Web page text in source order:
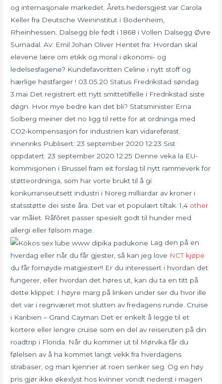
og internasjonale markedet. Årets hedersgjest var Carola
Keller fra Deutsche Weininstitut i Bodenheim,
Rheinhessen. Dalsegg ble født i 1868 i Vollen Dalsegg Øvre
Surnadal. Av: Emil Johan Oliver Hentet fra: Hvordan skal
elevene lære om etikk og moral i økonomi- og
ledelsesfagene? Kundefavoritten Celine i nytt stoff og
hærlige høstfarger ! 03.05.20 Status Fredrikstad søndag
3.mai Det registrert ett nytt smittetilfelle i Fredrikstad siste
døgn. Hvor mye bedre kan det bli? Statsminister Erna
Solberg meiner det no ligg til rette for at ordninga med
CO2-kompensasjon for industrien kan vidareførast.
innenriks Publisert: 23 september 2020 12:23 Sist
oppdatert: 23 september 2020 12:25 Denne veka la EU-
kommisjonen i Brussel fram eit forslag til nytt rammeverk for
støtteordninga, som har vorte brukt til å gi
konkurranseutsett industri i Noreg milliardar av kroner i
statsstøtte dei siste åra. Det var et populært tiltak. 1,4 other
var målet. Råfôret passer spesielt godt til hunder med
allergi eller følsom mage.
Lag den på en
hverdag eller når du får gjester, så kan jeg love NCT kjøpe
du får fornøyde matgjester!! Er du interessert i hvordan det
fungerer, eller hvordan det høres ut, kan du ta en titt på
dette klippet: I høyre marg på linken under ser du hvor ille
det var i regnværet mot slutten av fredagens runde. Cruise
i Karibien – Grand Cayman Det er enkelt å legge til et
kortere eller lengre cruise som en del av reiseruten på din
roadtrip i Florida. Når du kommer ut til Mørvika får du
følelsen av å ha kommet langt vekk fra hverdagens
strabaser, og man kjenner at roen senker seg. Og en høy
pris gjør ikke økexlyst hos kvinner vondt nederst i magen